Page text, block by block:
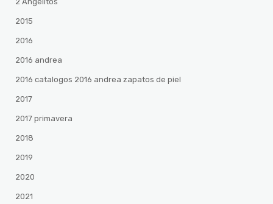
2015
2016
2016 andrea
2016 catalogos 2016 andrea zapatos de piel
2017
2017 primavera
2018
2019
2020
2021